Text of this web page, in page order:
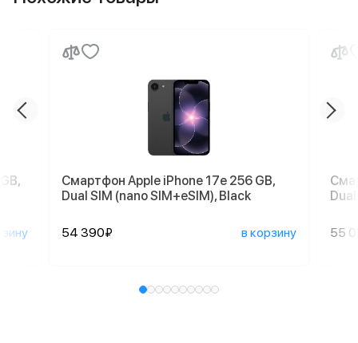
Смартфон Apple iPhone 17e 256 GB,
Dual SIM (nano SIM+eSIM), Black
54 390₽ в корзину 55